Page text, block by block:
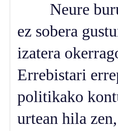
Neure
ez sobera
izatera
Errebistari
politikako
urtean hila